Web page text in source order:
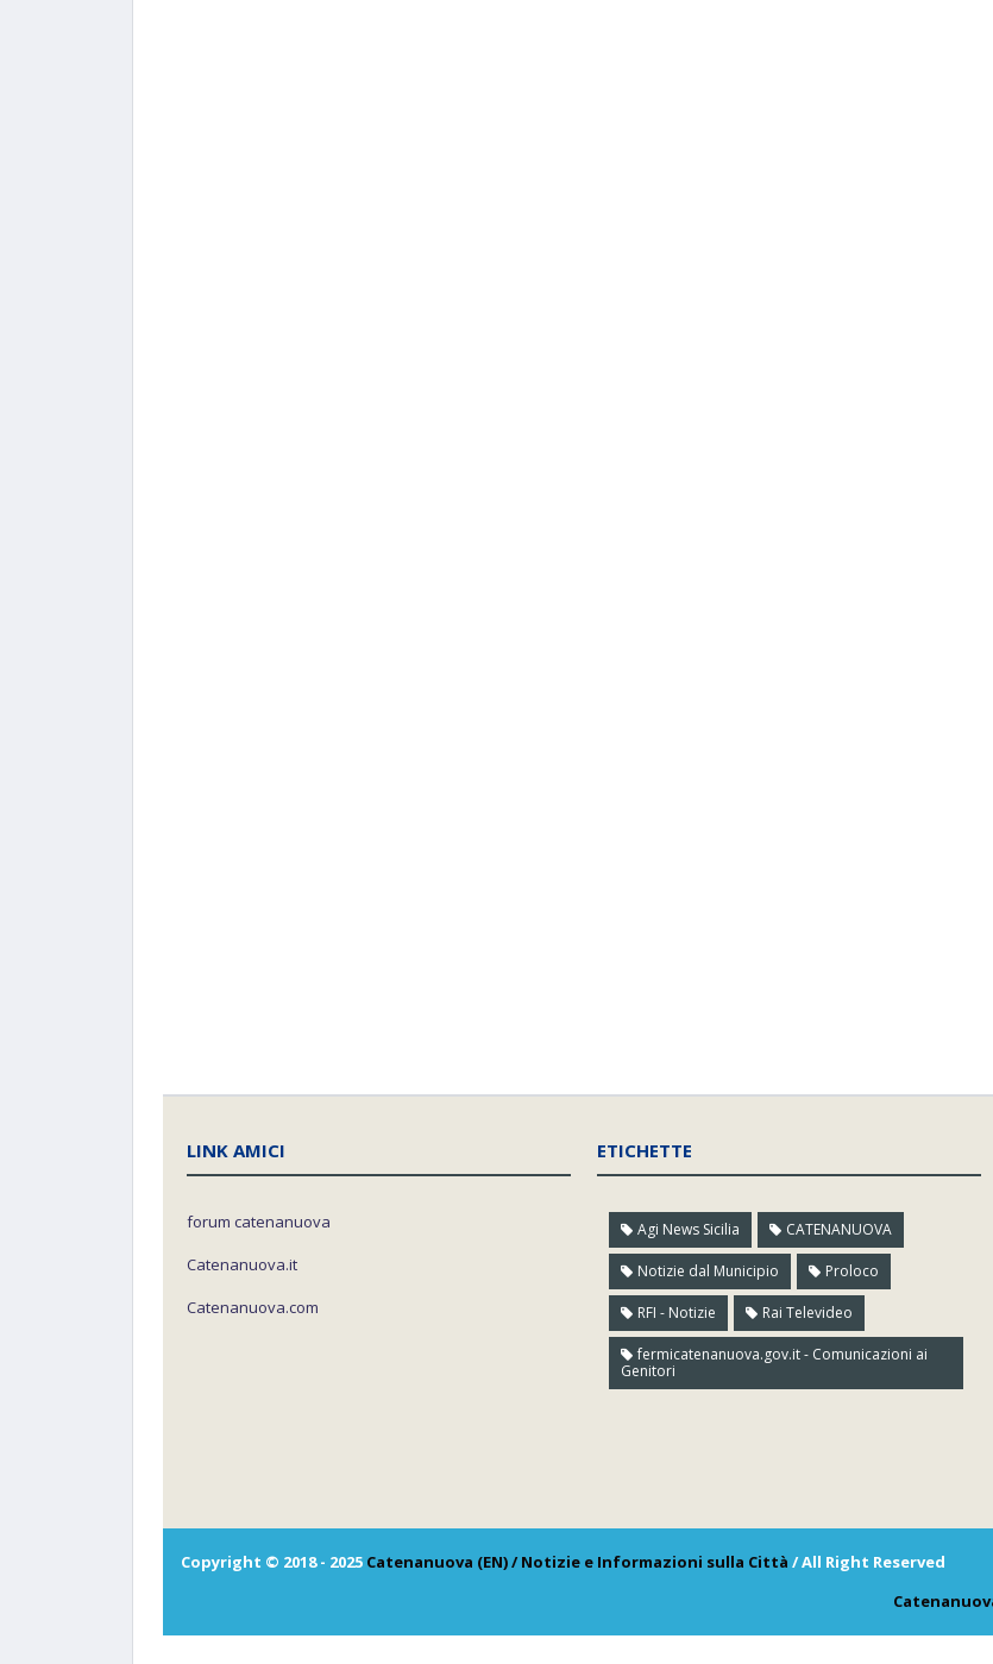
LINK AMICI
forum catenanuova
Catenanuova.it
Catenanuova.com
ETICHETTE
Agi News Sicilia CATENANUOVA
Notizie dal Municipio Proloco
RFI - Notizie Rai Televideo
fermicatenanuova.gov.it - Comunicazioni ai
Genitori
Copyright © 2018 - 2025 Catenanuova (EN) / Notizie e Informazioni sulla Città / All Right Reserved